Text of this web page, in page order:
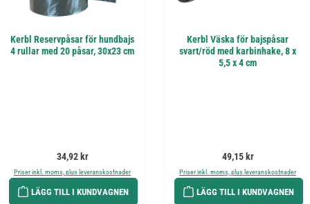
Kerbl Reservpåsar för hundbajs
4 rullar med 20 påsar, 30x23 cm
Ordinarie pris:
34,92 kr
Priser inkl. moms, plus leveranskostnader
LÄGG TILL I KUNDVAGNEN
Kerbl Väska för bajspåsar
svart/röd med karbinhake, 8 x
5,5 x 4 cm
Ordinarie pris:
49,15 kr
Priser inkl. moms, plus leveranskostnader
LÄGG TILL I KUNDVAGNEN